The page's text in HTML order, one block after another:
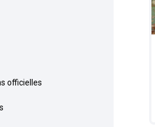
officielles